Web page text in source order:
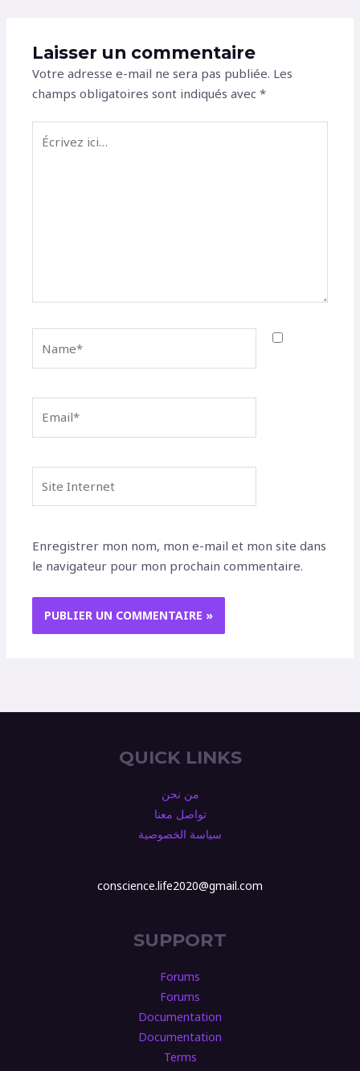
Laisser un commentaire
Votre adresse e-mail ne sera pas publiée. Les
champs obligatoires sont indiqués avec*
ici…
Internet
Enregistrer mon nom, mon e-mail et mon site dans
le navigateur pour mon prochain commentaire.
QUICK LINKS
من نحن
تواصل معنا
سياسة الخصوصية
conscience.life2020@gmail.com
SUPPORT
Forums
Forums
Documentation
Documentation
Terms